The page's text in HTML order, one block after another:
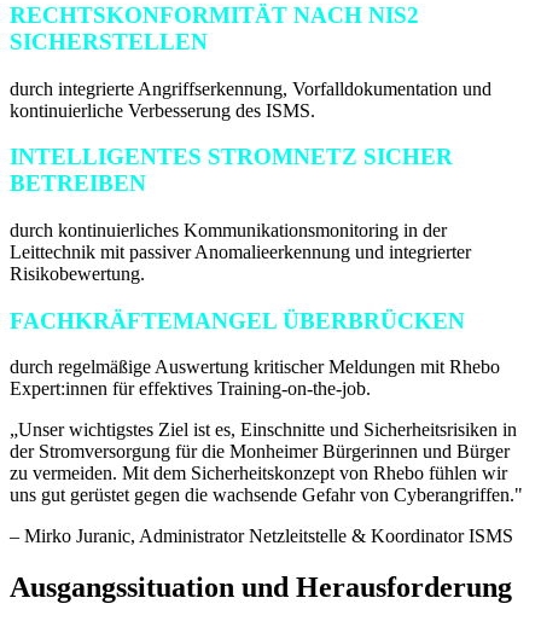
RECHTSKONFORMITÄT NACH NIS2
SICHERSTELLEN
durch integrierte Angriffserkennung, Vorfalldokumentation und
kontinuierliche Verbesserung des ISMS.
INTELLIGENTES STROMNETZ SICHER
BETREIBEN
durch kontinuierliches Kommunikationsmonitoring in der
Leittechnik mit passiver Anomalieerkennung und integrierter
Risikobewertung.
FACHKRÄFTEMANGEL ÜBERBRÜCKEN
durch regelmäßige Auswertung kritischer Meldungen mit Rhebo
Expert:innen für effektives Training-on-the-job.
„Unser wichtigstes Ziel ist es, Einschnitte und Sicherheitsrisiken in
der Stromversorgung für die Monheimer Bürgerinnen und Bürger
zu vermeiden. Mit dem Sicherheitskonzept von Rhebo fühlen wir
uns gut gerüstet gegen die wachsende Gefahr von Cyberangriffen."
– Mirko Juranic, Administrator Netzleitstelle & Koordinator ISMS
Ausgangssituation und Herausforderung